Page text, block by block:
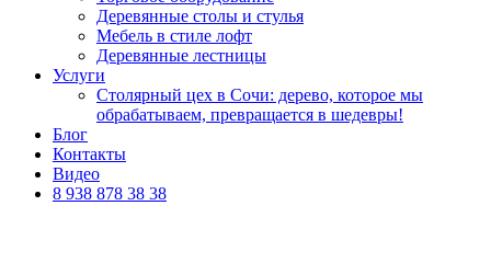
Деревянные столы и стулья
Мебель в стиле лофт
Деревянные лестницы
Услуги
Столярный цех в Сочи: дерево, которое мы
обрабатываем, превращается в шедевры!
Блог
Контакты
Видео
8 938 878 38 38